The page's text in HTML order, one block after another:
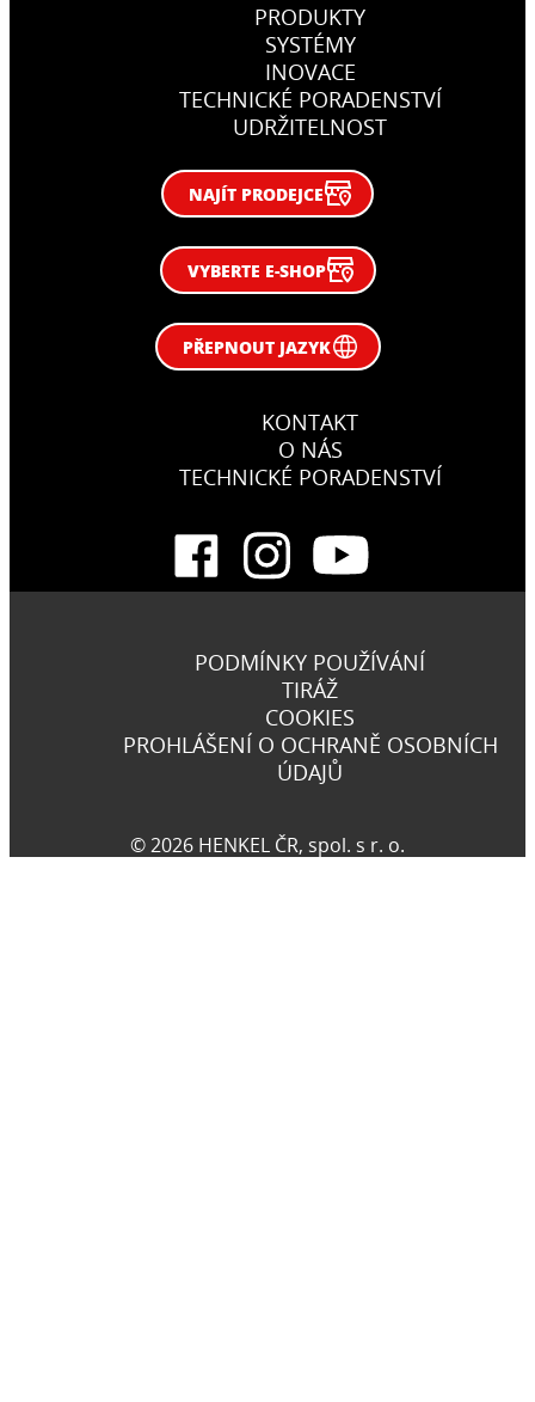
PRODUKTY
SYSTÉMY
INOVACE
TECHNICKÉ PORADENSTVÍ
UDRŽITELNOST
NAJÍT PRODEJCE
VYBERTE E-SHOP
PŘEPNOUT JAZYK
KONTAKT
O NÁS
TECHNICKÉ PORADENSTVÍ
PODMÍNKY POUŽÍVÁNÍ
TIRÁŽ
COOKIES
PROHLÁŠENÍ O OCHRANĚ OSOBNÍCH
ÚDAJŮ
© 2026 HENKEL ČR, spol. s r. o.